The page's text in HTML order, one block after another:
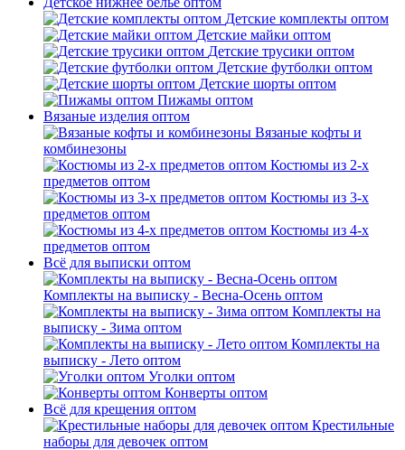
Детские комплекты оптом
Детские майки оптом
Детские трусики оптом
Детские футболки оптом
Детские шорты оптом
Пижамы оптом
Вязаные изделия оптом
Вязаные кофты и
комбинезоны
Костюмы из 2-х
предметов оптом
Костюмы из 3-х
предметов оптом
Костюмы из 4-х
предметов оптом
Всё для выписки оптом
Комплекты на выписку - Весна-Осень оптом
Комплекты на
выписку - Зима оптом
Комплекты на
выписку - Лето оптом
Уголки оптом
Конверты оптом
Всё для крещения оптом
Крестильные
наборы для девочек оптом